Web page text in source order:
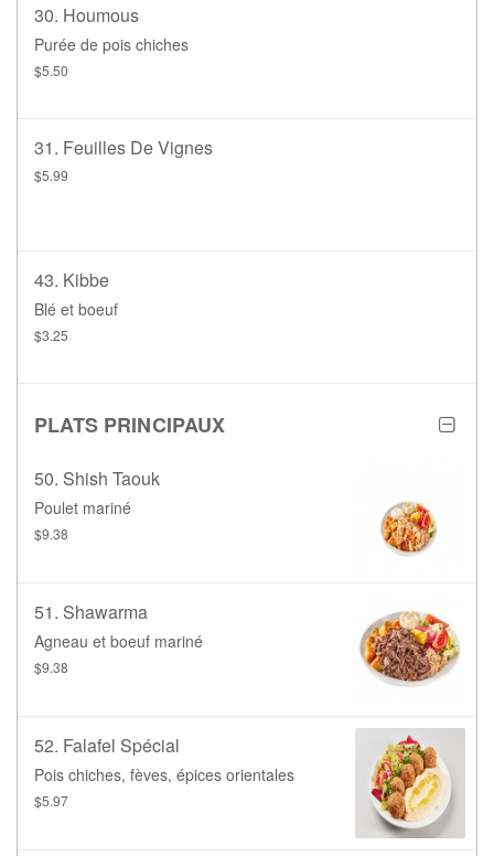
30. Houmous
Purée de pois chiches
$5.50
31. Feuilles De Vignes
$5.99
43. Kibbe
Blé et boeuf
$3.25
PLATS PRINCIPAUX
50. Shish Taouk
Poulet mariné
$9.38
51. Shawarma
Agneau et boeuf mariné
$9.38
52. Falafel Spécial
Pois chiches, fèves, épices orientales
$5.97